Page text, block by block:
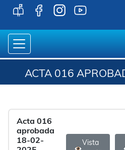
ACTA 016
Acta 016
aprobada
18-02-
Vista